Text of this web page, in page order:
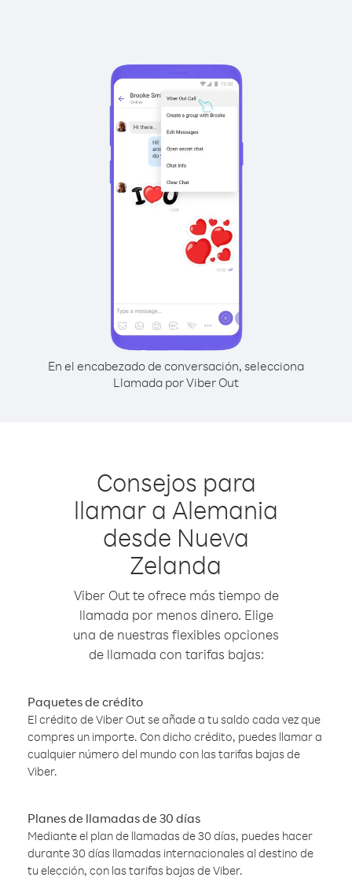
En el encabezado de conversación, selecciona
Llamada por Viber Out
Consejos para
llamar a Alemania
desde Nueva
Zelanda
Viber Out te ofrece más tiempo de
llamada por menos dinero. Elige
una de nuestras flexibles opciones
de llamada con tarifas bajas:
Paquetes de crédito
El crédito de Viber Out se añade a tu saldo cada vez que
compres un importe. Con dicho crédito, puedes llamar a
cualquier número del mundo con las tarifas bajas de
Viber.
Planes de llamadas de 30 días
Mediante el plan de llamadas de 30 días, puedes hacer
durante 30 días llamadas internacionales al destino de
tu elección, con las tarifas bajas de Viber.